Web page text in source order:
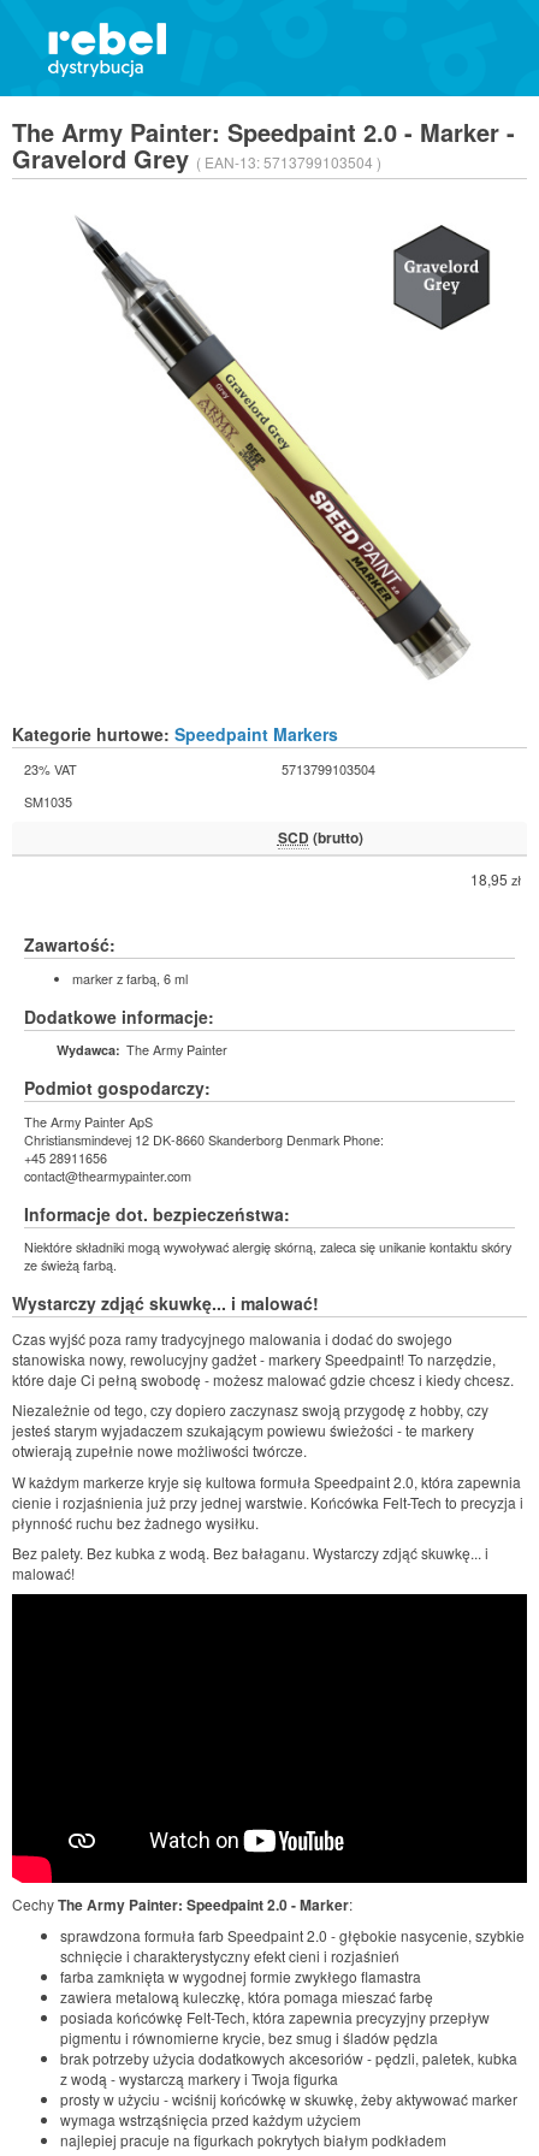
The Army Painter: Speedpaint 2.0 - Marker -
Gravelord Grey ( EAN-13:5713799103504 )
Kategorie hurtowe: Speedpaint Markers
23% VAT
5713799103504
SM1035
SCD (brutto)
18,95 zł
Zawartość:
marker z farbą, 6 ml
Dodatkowe informacje:
Wydawca: The Army Painter
Podmiot gospodarczy:
The Army Painter ApS
Christiansmindevej 12 DK-8660 Skanderborg Denmark Phone:
+45 28911656
contact@thearmypainter.com
Informacje dot. bezpieczeństwa:
Niektóre składniki mogą wywoływać alergię skórną, zaleca się unikanie kontaktu skóry
ze świeżą farbą.
Wystarczy zdjąć skuwkę... i malować!
Czas wyjść poza ramy tradycyjnego malowania i dodać do swojego
stanowiska nowy, rewolucyjny gadżet - markery Speedpaint! To narzędzie,
które daje Ci pełną swobodę - możesz malować gdzie chcesz i kiedy chcesz.
Niezależnie od tego, czy dopiero zaczynasz swoją przygodę z hobby, czy
jesteś starym wyjadaczem szukającym powiewu świeżości - te markery
otwierają zupełnie nowe możliwości twórcze.
W każdym markerze kryje się kultowa formuła Speedpaint 2.0, która zapewnia
cienie i rozjaśnienia już przy jednej warstwie. Końcówka Felt-Tech to precyzja i
płynność ruchu bez żadnego wysiłku.
Bez palety. Bez kubka z wodą. Bez bałaganu. Wystarczy zdjąć skuwkę... i
malować!
CechyThe Army Painter: Speedpaint 2.0 - Marker:
sprawdzona formuła farb Speedpaint 2.0 - głębokie nasycenie, szybkie
schnięcie i charakterystyczny efekt cieni i rozjaśnień
farba zamknięta w wygodnej formie zwykłego flamastra
zawiera metalową kuleczkę, która pomaga mieszać farbę
posiada końcówkę Felt-Tech, która zapewnia precyzyjny przepływ
pigmentu i równomierne krycie, bez smug i śladów pędzla
brak potrzeby użycia dodatkowych akcesoriów - pędzli, paletek, kubka
z wodą - wystarczą markery i Twoja figurka
prosty w użyciu - wciśnij końcówkę w skuwkę, żeby aktywować marker
wymaga wstrząśnięcia przed każdym użyciem
najlepiej pracuje na figurkach pokrytych białym podkładem